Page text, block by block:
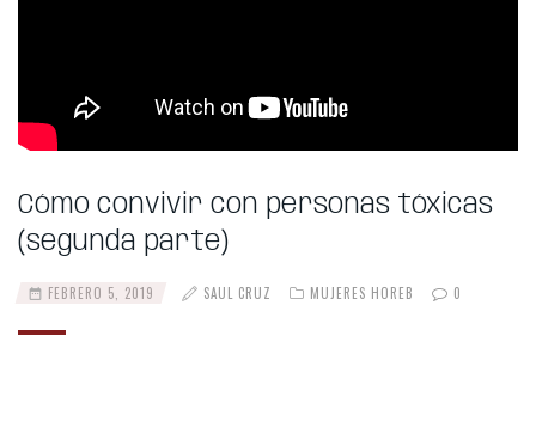
Cómo convivir con personas tóxicas
(segunda parte)
FEBRERO 5, 2019 SAUL CRUZ MUJERES HOREB 0